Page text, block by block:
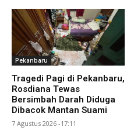
Pekanbaru
Tragedi Pagi di Pekanbaru,
Rosdiana Tewas
Bersimbah Darah Diduga
Dibacok Mantan Suami
7 Agustus 2026 -17:11